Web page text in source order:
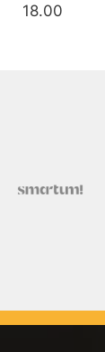
18.00